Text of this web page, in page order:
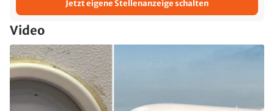
Jetzt eigene Stellenanzeige schalten
Video